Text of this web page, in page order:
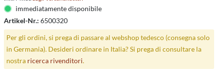
immediatamente disponibile
Artikel-Nr.: 6500320
Per gli ordini, si prega di passare al webshop tedesco (consegna solo
in Germania). Desideri ordinare in Italia? Si prega di consultare la
nostra ricerca rivenditori.